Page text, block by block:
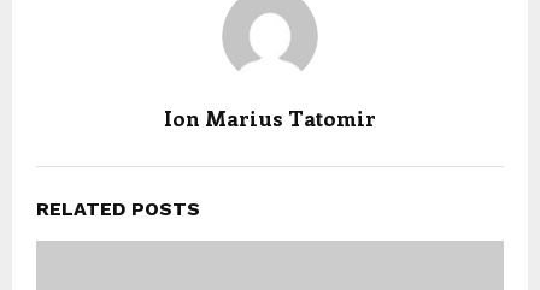
Ion Marius Tatomir
RELATED POSTS